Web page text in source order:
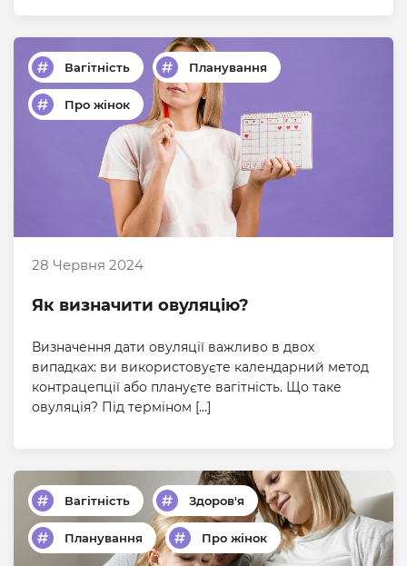
Вагітність Планування
Про жінок
28 Червня 2024
Як визначити овуляцію?
Визначення дати овуляції важливо в двох
випадках: ви використовуєте календарний метод
контрацепції або плануєте вагітність. Що таке
овуляція? Під терміном […]
Вагітність Здоров'я
Планування Про жінок